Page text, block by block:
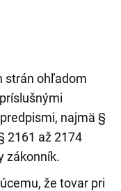
strán ohľadom
najmä §
2161 až 2174
zákonník.
že tovar pri